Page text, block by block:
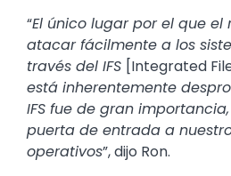
“El único lugar por el que
atacar fácilmente a los
través del IFS [Integrated
está inherentemente
IFS fue de gran
puerta de entrada a
operativos”, dijo Ron.